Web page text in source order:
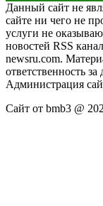
Данный сайт не
сайте ни чего не
услуги не
новостей RSS
newsru.com.
ответственность
Администрация
Сайт от bmb3 @